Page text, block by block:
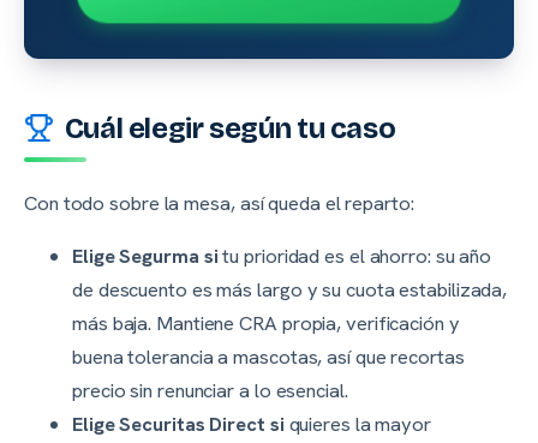
Cuál elegir según tu caso
Con todo sobre la mesa, así queda el reparto:
Elige Segurma situ prioridad es el ahorro: su año
de descuento es más largo y su cuota estabilizada,
más baja. Mantiene CRA propia, verificación y
buena tolerancia a mascotas, así que recortas
precio sin renunciar a lo esencial.
Elige Securitas Direct si quieres la mayor